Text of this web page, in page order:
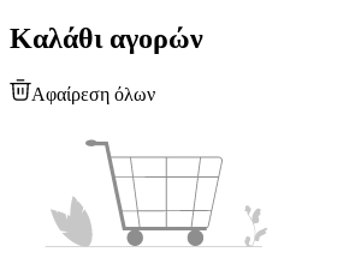
Καλάθι αγορών
Αφαίρεση όλων